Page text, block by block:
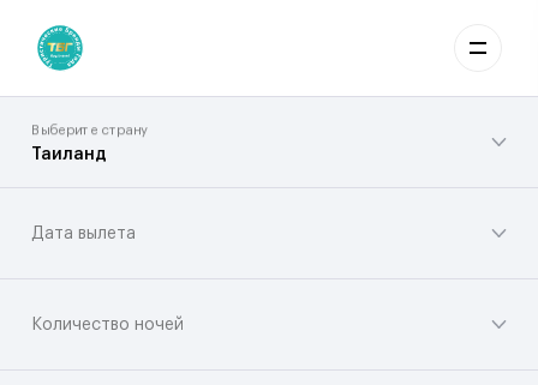
Таиланд
Выберите страну
Дата вылета
Количество ночей